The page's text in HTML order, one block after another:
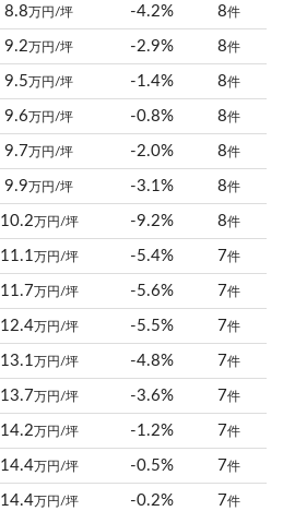
8.8 万円/坪 -4.2% 8件
9.2 万円/坪 -2.9% 8件
9.5 万円/坪 -1.4% 8件
9.6 万円/坪 -0.8% 8件
9.7 万円/坪 -2.0% 8件
9.9 万円/坪 -3.1% 8件
10.2 万円/坪 -9.2% 8件
11.1 万円/坪 -5.4% 7件
11.7 万円/坪 -5.6% 7件
12.4万円/坪 -5.5% 7件
13.1 万円/坪 -4.8% 7件
13.7 万円/坪 -3.6% 7件
14.2 万円/坪 -1.2% 7件
14.4万円/坪 -0.5% 7件
14.4万円/坪 -0.2% 7件